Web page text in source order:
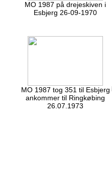
MO 1987 på drejeskiven i
Esbjerg 26-09-1970
MO 1987 tog 351 til Esbjerg
ankommer til Ringkøbing
26.07.1973